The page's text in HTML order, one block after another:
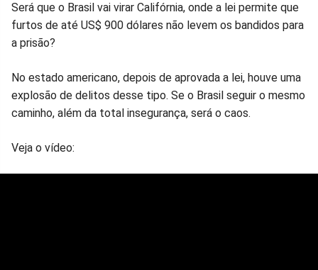
Será que o Brasil vai virar Califórnia, onde a lei permite que
furtos de até US$ 900 dólares não levem os bandidos para
a prisão?
No estado americano, depois de aprovada a lei, houve uma
explosão de delitos desse tipo. Se o Brasil seguir o mesmo
caminho, além da total insegurança, será o caos.
Veja o vídeo: